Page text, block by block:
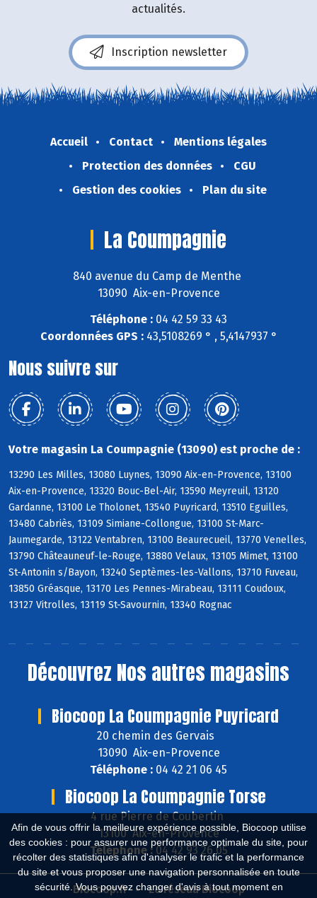
Afin de vous offrir la meilleure expérience possible, Biocoop utilise
des cookies : pour assurer une performance optimale du site, pour
récolter des statistiques afin d'analyser le trafic et la performance
du site et vous proposer une navigation personnalisée en toute
sécurité. Vous pouvez changer d'avis à tout moment en
actualités.
Inscription newsletter
Accueil Contact
Mentions légales
Protection des données
CGU
Gestion des cookies
Plan du site
La Coumpagnie
840 avenue du Camp de Menthe
13090 Aix-en-Provence
Téléphone : 04 42 59 33 43
Coordonnées GPS :43,5108269 ° , 5,4147937 °
Nous suivre sur
Votre magasin La Coumpagnie (13090) est proche de :
13290 Les Milles, 13080 Luynes, 13090 Aix-en-Provence, 13100
Aix-en-Provence, 13320 Bouc-Bel-Air, 13590 Meyreuil, 13120
Gardanne, 13100 Le Tholonet, 13540 Puyricard, 13510 Eguilles,
13480 Cabriès, 13109 Simiane-Collongue, 13100 St-Marc-
Jaumegarde, 13122 Ventabren, 13100 Beaurecueil, 13770 Venelles,
13790 Châteauneuf-le-Rouge, 13880 Velaux, 13105 Mimet, 13100
St-Antonin s/Bayon, 13240 Septèmes-les-Vallons, 13710 Fuveau,
13850 Gréasque, 13170 Les Pennes-Mirabeau, 13111 Coudoux,
13127 Vitrolles, 13119 St-Savournin, 13340 Rognac
Découvrez Nos autres magasins
Biocoop La Coumpagnie Puyricard
20 chemin des Gervais
13090 Aix-en-Provence
Téléphone : 04 42 21 06 45
Biocoop La Coumpagnie Torse
4 rue Pierre de Coubertin
13100 Aix-en-Provence
Téléphone :04 42 93 26 05
Biocoop.fr Le réseau Biocoop